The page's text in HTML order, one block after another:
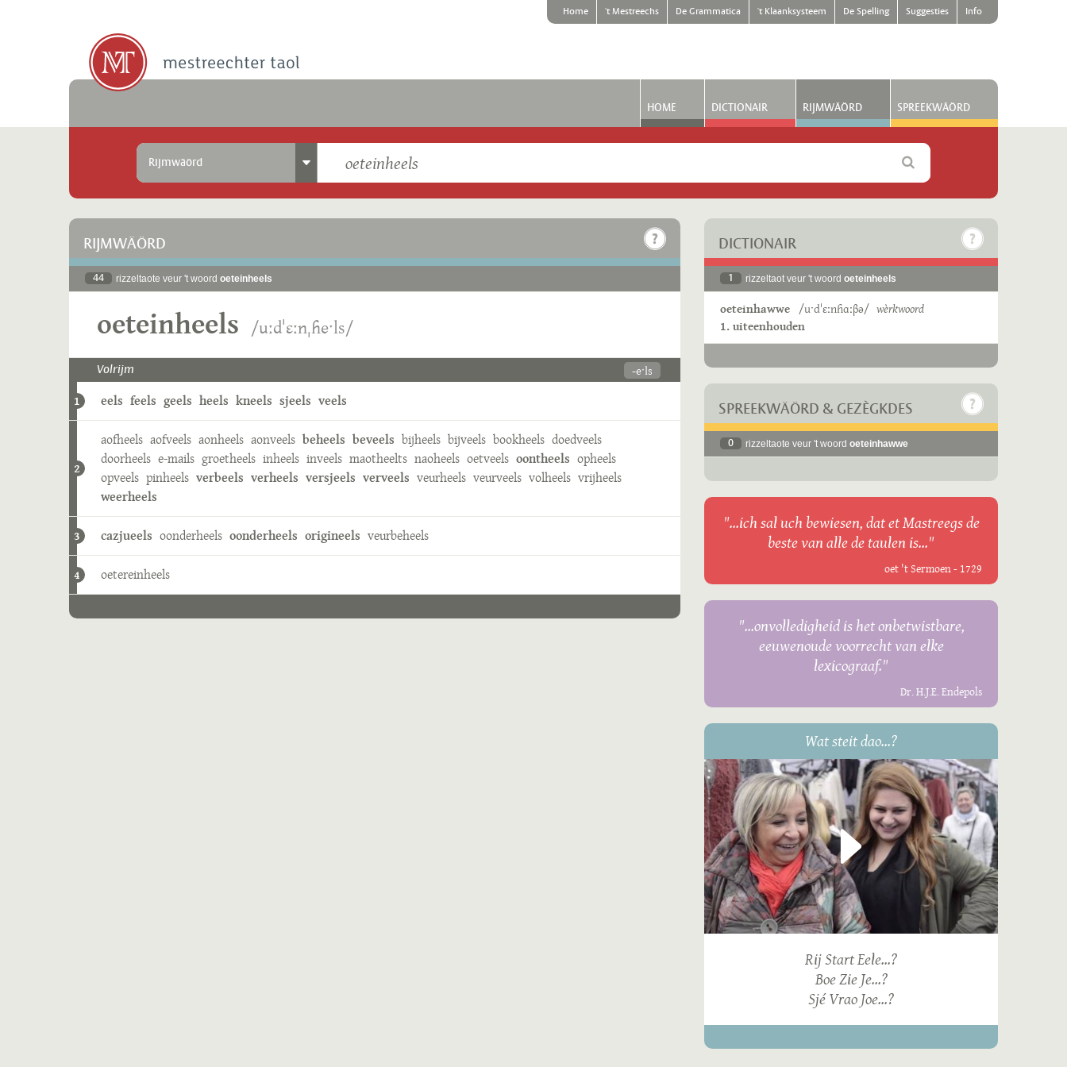
Home 't Mestreechs De Grammatica 't Klaanksysteem De Spelling Suggesties Info
HOME DICTIONAIR RIJMWÄÖRD SPREEKWÄÖRD
Rijmwäörd
RIJMWÄÖRD
44 rizzeltaote veur 't woord oeteinheels
oeteinheels /uːdˈɛːnˌɦeˑls/
Volrijm -eˑls
1 eels feels geels heels kneels sjeels veels
2
aofheels aofveels aonheels aonveels beheels beveels bijheels bijveels bookheels doedveels
doorheels e-mails groetheels inheels inveels maotheelts naoheels oetveels oontheels opheels
opveels pinheels verbeels verheels versjeels verveels veurheels veurveels volheels vrijheels
weerheels
3 cazjueels oonderheels oonderheels origineels veurbeheels
4 oetereinheels
DICTIONAIR
1 rizzeltaot veur 't woord oeteinheels
oeteinhawwe /uˑdˈɛːnɦɑːβə/ wèrkwoord
1. uiteenhouden
SPREEKWÄÖRD & GEZÈGKDES
0 rizzeltaote veur 't woord oeteinhawwe
"...ich sal uch bewiesen, dat et Mastreegs de
beste van alle de taulen is..."
oet 't Sermoen - 1729
"...onvolledigheid is het onbetwistbare,
eeuwenoude voorrecht van elke
lexicograaf."
Dr. H.J.E. Endepols
Wat steit dao...?
Rij Start Eele...?
Boe Zie Je...?
Sjé Vrao Joe...?